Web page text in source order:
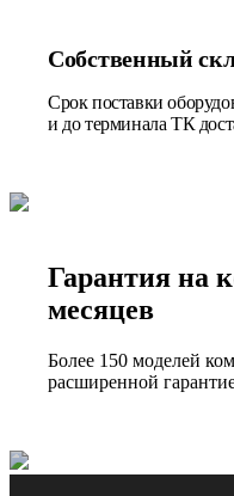
Собственный
Срок поставки
и до терминала ТК
Гарантия на
месяцев
Более 150 моделей
расширенной